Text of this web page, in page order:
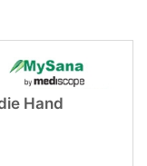
Hand